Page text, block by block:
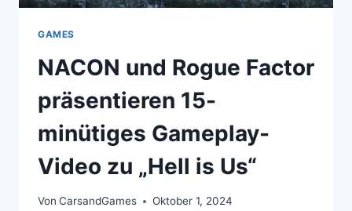
GAMES
NACON und Rogue Factor
präsentieren 15-
minütiges Gameplay-
Video zu „Hell is Us“
Von CarsandGames Oktober 1, 2024